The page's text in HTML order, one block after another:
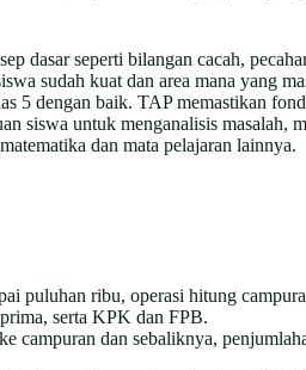
dasar seperti bilangan cacah,
sudah kuat dan area mana yang
5 dengan baik. TAP memastikan
siswa untuk menganalisis masalah,
dan mata pelajaran lainnya.
puluhan ribu, operasi hitung
serta KPK dan FPB.
campuran dan sebaliknya,